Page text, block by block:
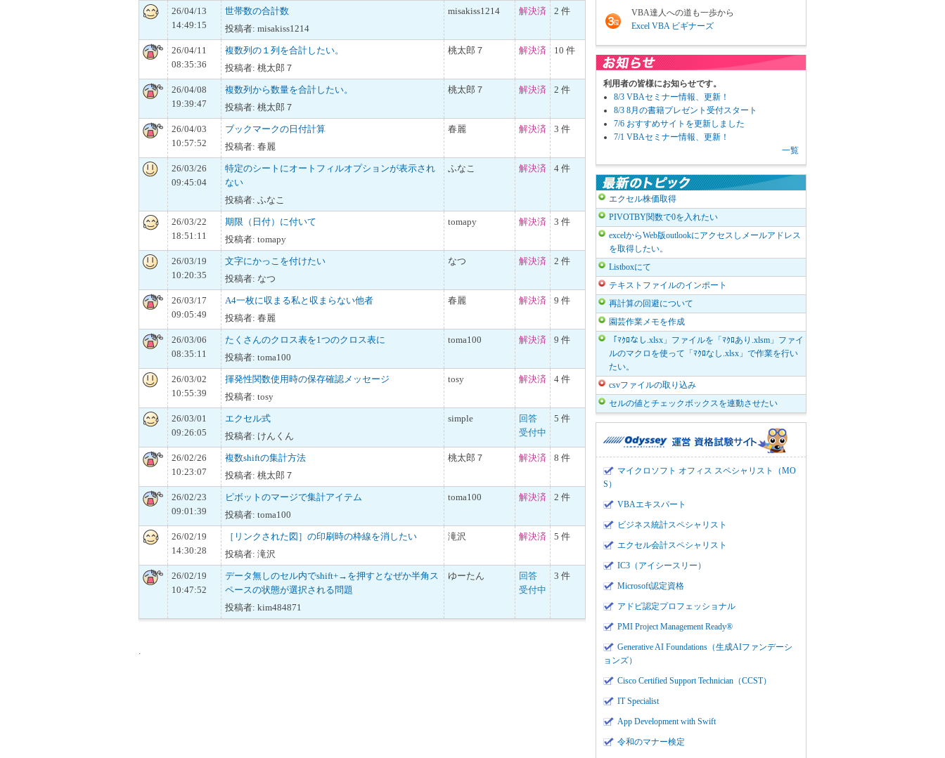
26/04/13
14:49:15
世帯数の合計数
投稿者: misakiss1214
misakiss1214 解決済 2 件
26/04/11
08:35:36
複数列の１列を合計したい。
投稿者: 桃太郎７
桃太郎７ 解決済 10 件
26/04/08
19:39:47
複数列から数量を合計したい。
投稿者: 桃太郎７
桃太郎７ 解決済 2 件
26/04/03
10:57:52
ブックマークの日付計算
投稿者: 春麗
春麗 解決済 3 件
26/03/26
09:45:04
特定のシートにオートフィルオプションが表示され
ない
投稿者: ふなこ
ふなこ 解決済 4 件
26/03/22
18:51:11
期限（日付）に付いて
投稿者: tomapy
tomapy 解決済 3 件
26/03/19
10:20:35
文字にかっこを付けたい
投稿者: なつ
なつ 解決済 2 件
26/03/17
09:05:49
A4一枚に収まる私と収まらない他者
投稿者: 春麗
春麗 解決済 9 件
26/03/06
08:35:11
たくさんのクロス表を1つのクロス表に
投稿者: toma100
toma100 解決済 9 件
26/03/02
10:55:39
揮発性関数使用時の保存確認メッセージ
投稿者: tosy
tosy 解決済 4 件
26/03/01
09:26:05
エクセル式
投稿者: けんくん
simple
回答
受付中
5 件
26/02/26
10:23:07
複数shiftの集計方法
投稿者: 桃太郎７
桃太郎７ 解決済 8 件
26/02/23
09:01:39
ピボットのマージで集計アイテム
投稿者: toma100
toma100 解決済 2 件
26/02/19
14:30:28
［リンクされた図］の印刷時の枠線を消したい
投稿者: 滝沢
滝沢 解決済 5 件
26/02/19
10:47:52
データ無しのセル内でshift+→を押すとなぜか半角ス
ペースの状態が選択される問題
投稿者: kim484871
ゆーたん
回答
受付中
3 件
VBA達人への道も一歩から
Excel VBA ビギナーズ
利用者の皆様にお知らせです。
8/3 VBAセミナー情報、更新！
8/3 8月の書籍プレゼント受付スタート
7/6 おすすめサイトを更新しました
7/1 VBAセミナー情報、更新！
一覧
エクセル株価取得
PIVOTBY関数で0を入れたい
excelからWeb版outlookにアクセスしメールアドレス
を取得したい。
Listboxにて
テキストファイルのインポート
再計算の回避について
園芸作業メモを作成
「ﾏｸﾛなし.xlsx」ファイルを「ﾏｸﾛあり.xlsm」ファイ
ルのマクロを使って「ﾏｸﾛなし.xlsx」で作業を行い
たい。
csvファイルの取り込み
セルの値とチェックボックスを連動させたい
マイクロソフト オフィス スペシャリスト（MO
S）
VBAエキスパート
ビジネス統計スペシャリスト
エクセル会計スペシャリスト
IC3（アイシースリー）
Microsoft認定資格
アドビ認定プロフェッショナル
PMI Project Management Ready®
Generative AI Foundations（生成AIファンデーシ
ョンズ）
Cisco Certified Support Technician（CCST）
IT Specialist
App Development with Swift
令和のマナー検定